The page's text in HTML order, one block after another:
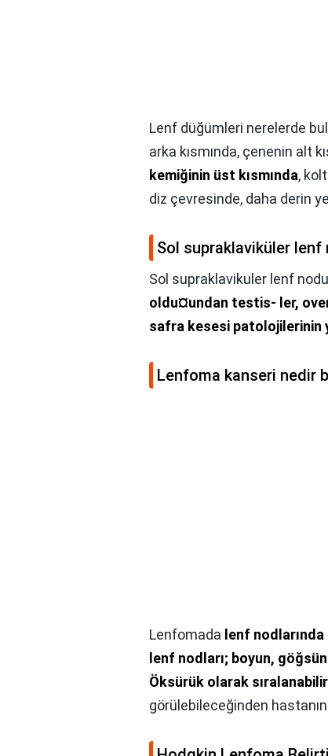
Lenf düğümleri nerelerde
arka kısmında, çenenin alt
kemiğinin üst kısmında,
diz çevresinde, daha derin
Sol supraklaviküler lenf
Sol supraklavikuler lenf
oldu¤undan testis- ler,
safra kesesi patolojilerinin
Lenfoma kanseri nedir
Lenfomada lenf
lenf nodları; boyun,
Öksürük olarak sıralanabilir
görülebileceğinden